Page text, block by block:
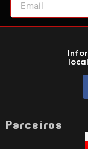
Parceiros